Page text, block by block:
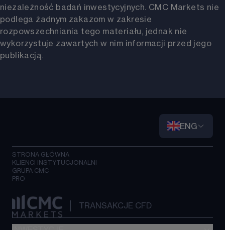
niezależność badań inwestycyjnych. CMC Markets nie
podlega żadnym zakazom w zakresie
rozpowszechniania tego materiału, jednak nie
wykorzystuje zawartych w nim informacji przed jego
publikacją.
ENG
STRONA GŁÓWNA
KLIENCI INSTYTUCJONALNI
GRUPA CMC
PRO
TRANSAKCJE CFD